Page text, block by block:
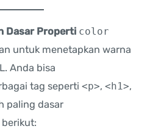
Dasar Properti color
untuk menetapkan warna
Anda bisa
tag seperti <p>, <h1>,
paling dasar